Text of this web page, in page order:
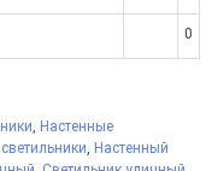
0
, Настенные
, Настенный